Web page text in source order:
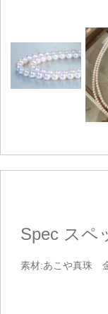
Spec スペ
素材:あこや真珠